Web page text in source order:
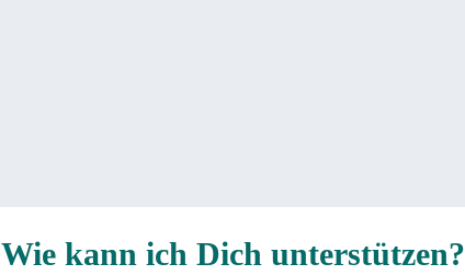
Wie kann ich Dich unterstützen?